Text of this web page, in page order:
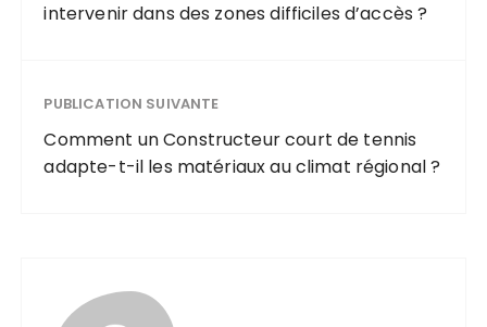
intervenir dans des zones difficiles d’accès ?
PUBLICATION SUIVANTE
Comment un Constructeur court de tennis
adapte-t-il les matériaux au climat régional ?